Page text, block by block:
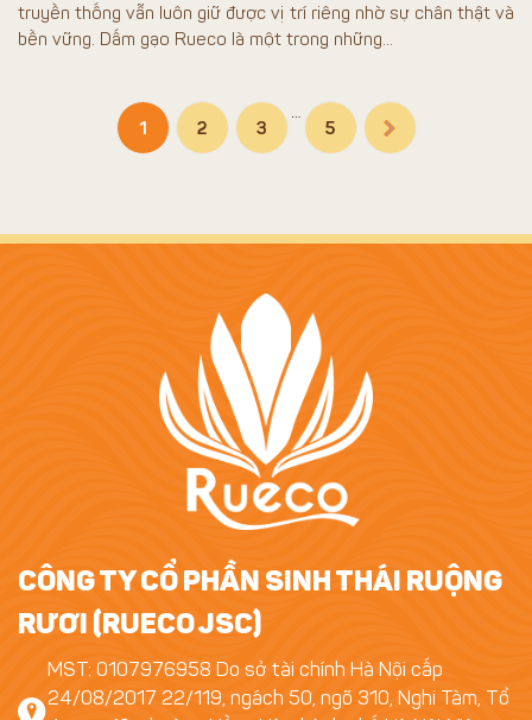
truyền thống vẫn luôn giữ được vị trí riêng nhờ sự chân thật và
bền vững. Dấm gạo Rueco là một trong những...
1 2 3
…
5
CÔNG TY CỔ PHẦN SINH THÁI RUỘNG
RƯƠI (RUECO JSC)
MST: 0107976958 Do sở tài chính Hà Nội cấp
24/08/2017 22/119, ngách 50, ngõ 310, Nghi Tàm, Tổ